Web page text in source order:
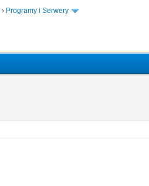
› Programy i Serwery